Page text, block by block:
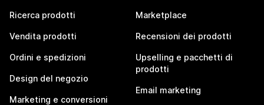
Ricerca prodotti
Vendita prodotti
Ordini e spedizioni
Design del negozio
Marketing e conversioni
Marketplace
Recensioni dei prodotti
Upselling e pacchetti di
prodotti
Email marketing